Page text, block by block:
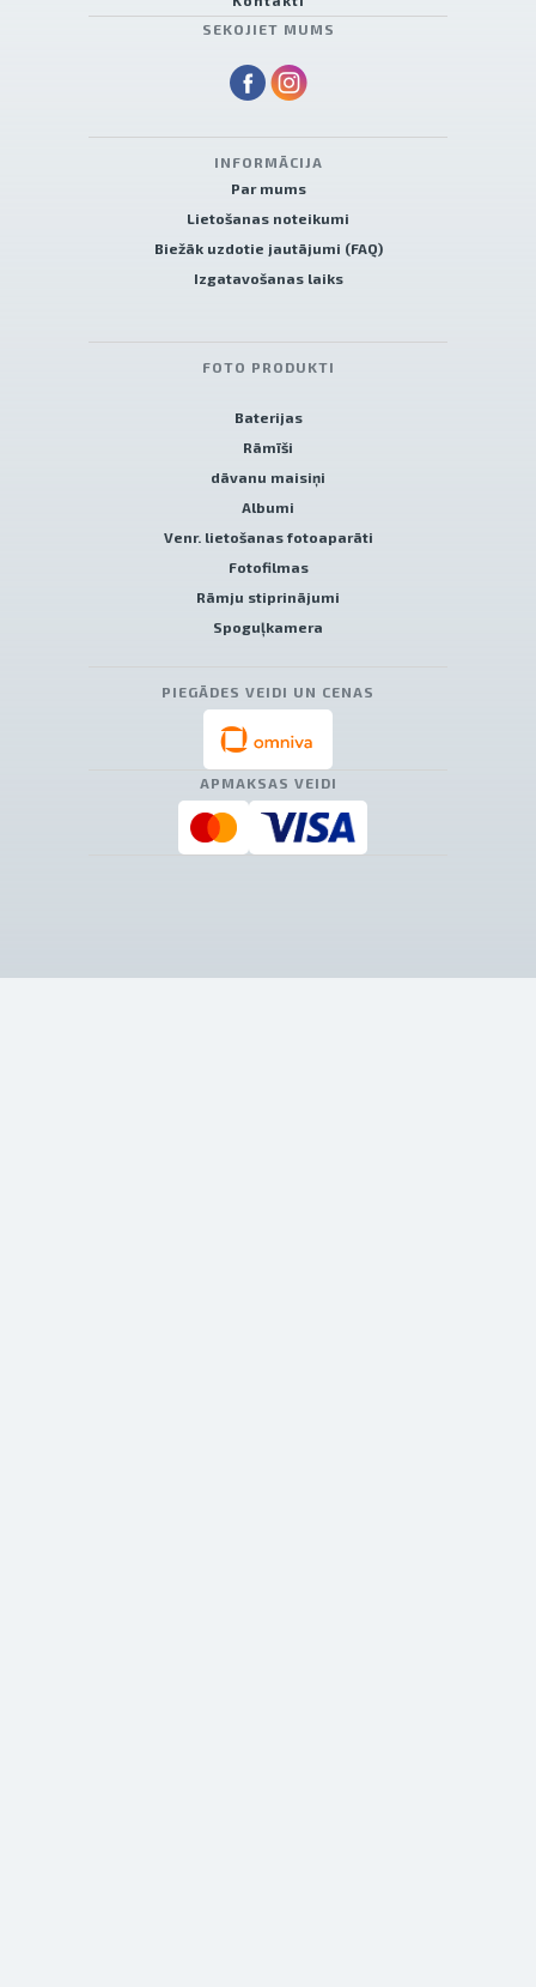
SEKOJIET MUMS
INFORMĀCIJA
Par mums
Lietošanas noteikumi
Biežāk uzdotie jautājumi (FAQ)
Izgatavošanas laiks
FOTO PRODUKTI
Baterijas
Rāmīši
dāvanu maisiņi
Albumi
Venr. lietošanas fotoaparāti
Fotofilmas
Rāmju stiprinājumi
Spoguļkamera
PIEGĀDES VEIDI UN CENAS
APMAKSAS VEIDI